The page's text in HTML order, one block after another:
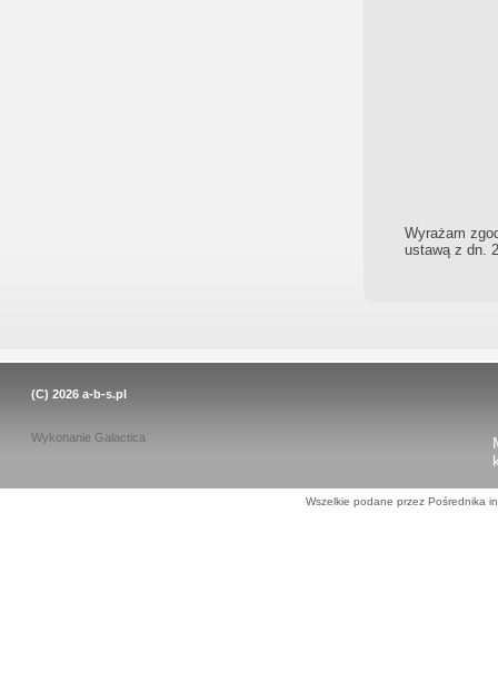
Wyrażam
ustawą z dn.
(C) 2026 a-b-s.pl
Wykonanie Galactica
Wszelkie podane przez Pośrednika